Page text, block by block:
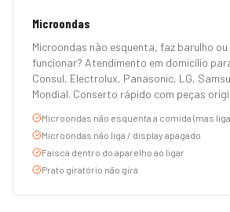
Microondas
Microondas não esquenta, faz barulho
funcionar? Atendimento em domicílio
Consul, Electrolux, Panasonic, LG,
Mondial. Conserto rápido com peças
Microondas não esquenta a comida (mas
Microondas não liga / display apagado
Faísca dentro do aparelho ao ligar
Prato giratório não gira